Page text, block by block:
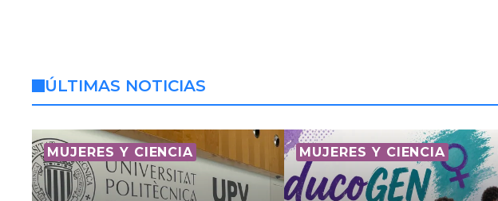
ÚLTIMAS NOTICIAS
MUJERES Y CIENCIA MUJERES Y CIENCIA